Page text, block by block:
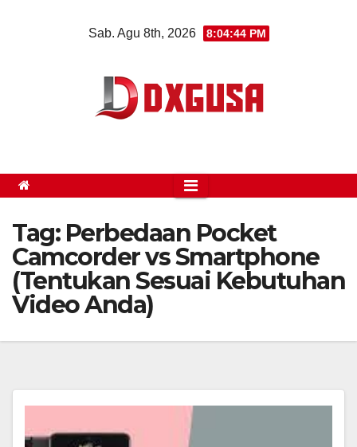
Sab. Agu 8th, 2026 8:04:44 PM
Tag: Perbedaan Pocket
Camcorder vs Smartphone
(Tentukan Sesuai Kebutuhan
Video Anda)